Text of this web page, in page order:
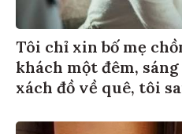
Tôi chỉ xin bố mẹ
khách một đêm,
xách đồ về quê, tôi